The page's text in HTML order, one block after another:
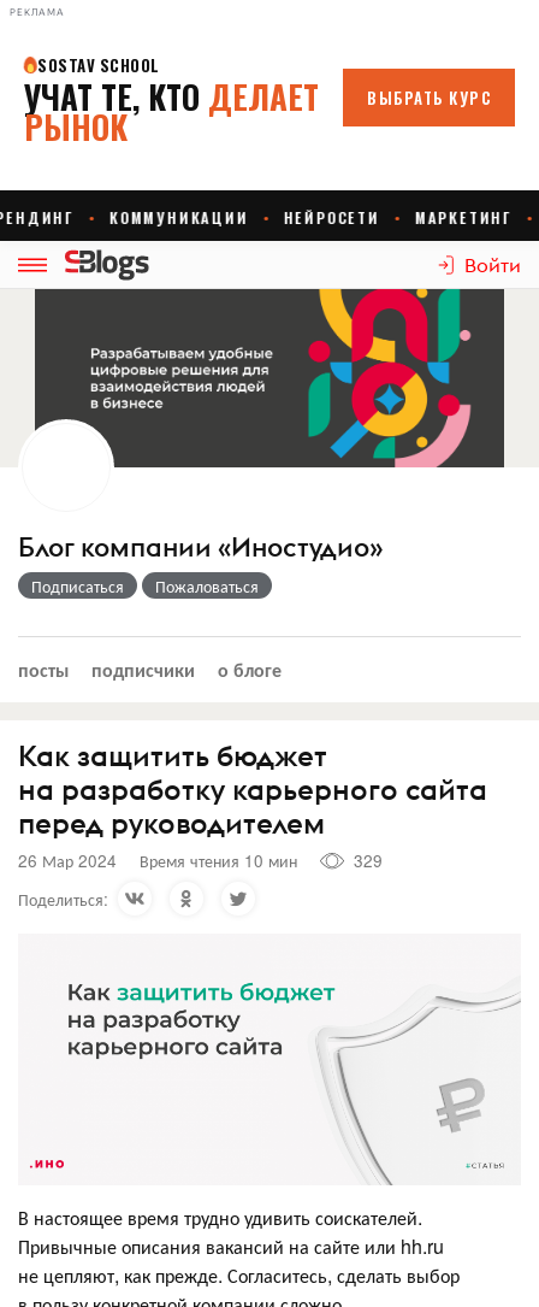
РЕКЛАМА
Войти
Блог компании «Иностудио»
Подписаться Пожаловаться
посты подписчики о блоге
Как защитить бюджет
на разработку карьерного сайта
перед руководителем
26 Мар 2024 Время чтения 10 мин
329
Поделиться:
В настоящее время трудно удивить соискателей.
Привычные описания вакансий на сайте или hh.ru
не цепляют, как прежде. Согласитесь, сделать выбор